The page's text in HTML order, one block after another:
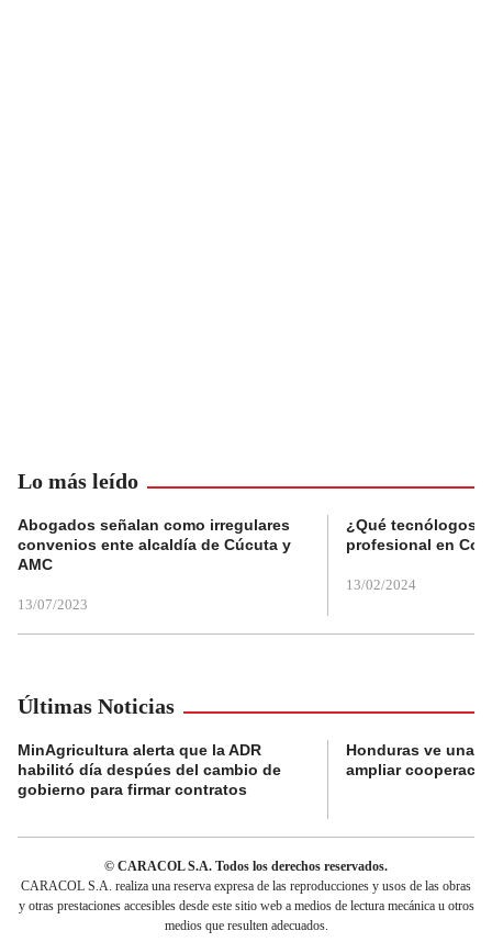
Lo más leído
Abogados señalan como irregulares
convenios ente alcaldía de Cúcuta y
AMC
13/07/2023
¿Qué tecnólogos
profesional en
13/02/2024
Últimas Noticias
MinAgricultura alerta que la ADR
habilitó día despúes del cambio de
gobierno para firmar contratos
Honduras ve una
ampliar
© CARACOL S.A. Todos los derechos reservados.
CARACOL S.A. realiza una reserva expresa de las reproducciones y usos de las obras
y otras prestaciones accesibles desde este sitio web a medios de lectura mecánica u otros
medios que resulten adecuados.